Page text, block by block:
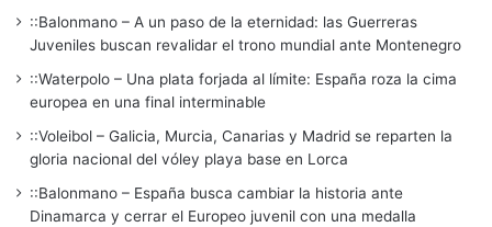
::Balonmano – A un paso de la eternidad: las Guerreras
Juveniles buscan revalidar el trono mundial ante Montenegro
::Waterpolo – Una plata forjada al límite: España roza la cima
europea en una final interminable
::Voleibol – Galicia, Murcia, Canarias y Madrid se reparten la
gloria nacional del vóley playa base en Lorca
::Balonmano – España busca cambiar la historia ante
Dinamarca y cerrar el Europeo juvenil con una medalla